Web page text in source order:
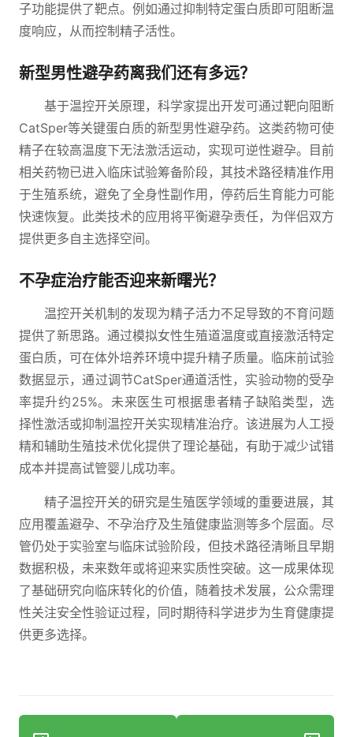
子功能提供了靶点。例如通过抑制特定蛋白质即可阻断温
度响应，从而控制精子活性。
新型男性避孕药离我们还有多远？
基于温控开关原理，科学家提出开发可通过靶向阻断
CatSper等关键蛋白质的新型男性避孕药。这类药物可使
精子在较高温度下无法激活运动，实现可逆性避孕。目前
相关药物已进入临床试验筹备阶段，其技术路径精准作用
于生殖系统，避免了全身性副作用，停药后生育能力可能
快速恢复。此类技术的应用将平衡避孕责任，为伴侣双方
提供更多自主选择空间。
不孕症治疗能否迎来新曙光？
温控开关机制的发现为精子活力不足导致的不育问题
提供了新思路。通过模拟女性生殖道温度或直接激活特定
蛋白质，可在体外培养环境中提升精子质量。临床前试验
数据显示，通过调节CatSper通道活性，实验动物的受孕
率提升约25%。未来医生可根据患者精子缺陷类型，选
择性激活或抑制温控开关实现精准治疗。该进展为人工授
精和辅助生殖技术优化提供了理论基础，有助于减少试错
成本并提高试管婴儿成功率。
精子温控开关的研究是生殖医学领域的重要进展，其
应用覆盖避孕、不孕治疗及生殖健康监测等多个层面。尽
管仍处于实验室与临床试验阶段，但技术路径清晰且早期
数据积极，未来数年或将迎来实质性突破。这一成果体现
了基础研究向临床转化的价值，随着技术发展，公众需理
性关注安全性验证过程，同时期待科学进步为生育健康提
供更多选择。